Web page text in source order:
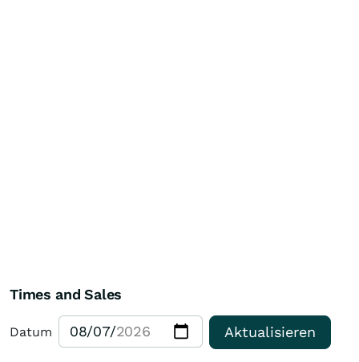
Times and Sales
Datum Aktualisieren